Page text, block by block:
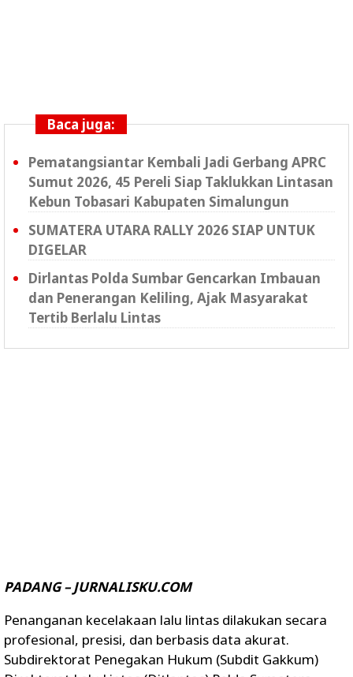
Baca juga:
Pematangsiantar Kembali Jadi Gerbang APRC
Sumut 2026, 45 Pereli Siap Taklukkan Lintasan
Kebun Tobasari Kabupaten Simalungun
SUMATERA UTARA RALLY 2026 SIAP UNTUK
DIGELAR
Dirlantas Polda Sumbar Gencarkan Imbauan
dan Penerangan Keliling, Ajak Masyarakat
Tertib Berlalu Lintas
PADANG – JURNALISKU.COM
Penanganan kecelakaan lalu lintas dilakukan secara
profesional, presisi, dan berbasis data akurat.
Subdirektorat Penegakan Hukum (Subdit Gakkum)